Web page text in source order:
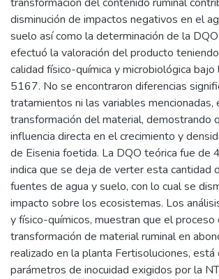
disminución de impactos negativos en el
suelo así como la determinación de la
efectuó la valoración del producto
calidad físico-química y microbiológica bajo
5167. No se encontraron diferencias
tratamientos ni las variables mencionadas,
transformación del material, demostrando
influencia directa en el crecimiento y
de Eisenia foetida. La DQO teórica fue de
indica que se deja de verter esta cantidad
fuentes de agua y suelo, con lo cual se
impacto sobre los ecosistemas. Los
y físico-químicos, muestran que el proceso
transformación de material ruminal en
realizado en la planta Fertisoluciones,
parámetros de inocuidad exigidos por la